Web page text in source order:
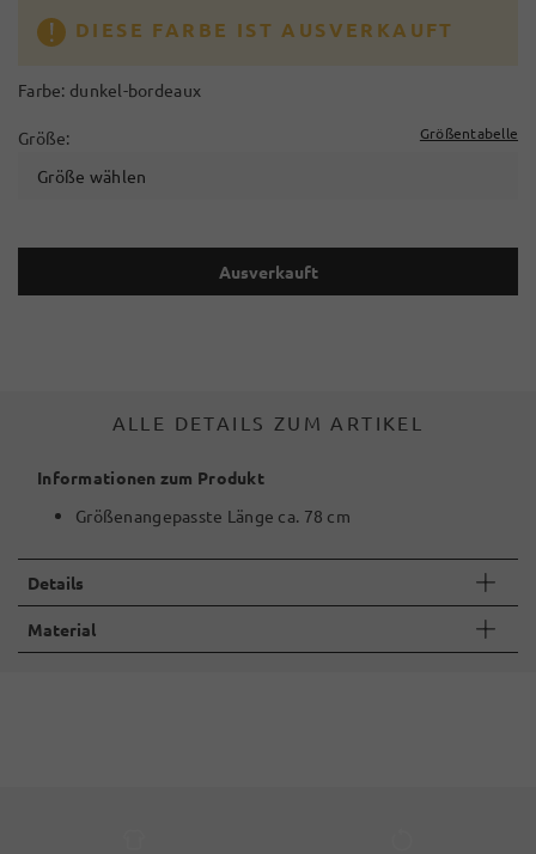
DIESE FARBE IST AUSVERKAUFT
Farbe: dunkel-bordeaux
Größe: Größentabelle
Größe wählen
Ausverkauft
ALLE DETAILS ZUM ARTIKEL
Informationen zum Produkt
Größenangepasste Länge ca. 78 cm
Details
Material